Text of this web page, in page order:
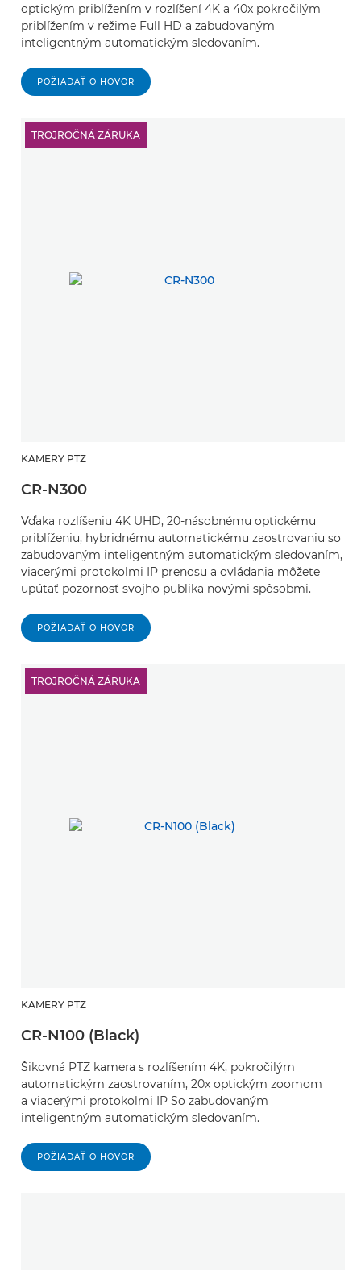
optickým priblížením v rozlíšení 4K a 40x pokročilým
priblížením v režime Full HD a zabudovaným
inteligentným automatickým sledovaním.
POŽIADAŤ O HOVOR
TROJROČNÁ ZÁRUKA
KAMERY PTZ
CR-N300
Vďaka rozlíšeniu 4K UHD, 20-násobnému optickému
priblíženiu, hybridnému automatickému zaostrovaniu so
zabudovaným inteligentným automatickým sledovaním,
viacerými protokolmi IP prenosu a ovládania môžete
upútať pozornosť svojho publika novými spôsobmi.
POŽIADAŤ O HOVOR
TROJROČNÁ ZÁRUKA
KAMERY PTZ
CR-N100 (Black)
Šikovná PTZ kamera s rozlíšením 4K, pokročilým
automatickým zaostrovaním, 20x optickým zoomom
a viacerými protokolmi IP So zabudovaným
inteligentným automatickým sledovaním.
POŽIADAŤ O HOVOR